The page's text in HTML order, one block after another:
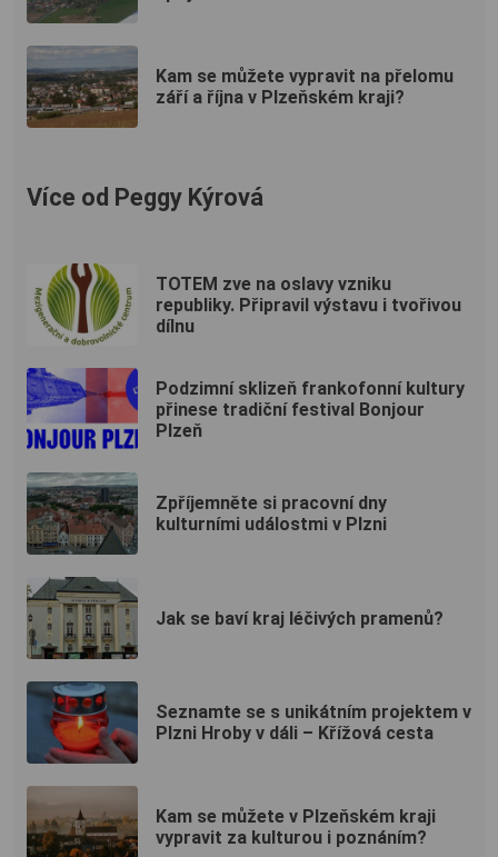
Kam se můžete vypravit na přelomu
září a října v Plzeňském kraji?
Více od Peggy Kýrová
TOTEM zve na oslavy vzniku
republiky. Připravil výstavu i tvořivou
dílnu
Podzimní sklizeň frankofonní kultury
přinese tradiční festival Bonjour
Plzeň
Zpříjemněte si pracovní dny
kulturními událostmi v Plzni
Jak se baví kraj léčivých pramenů?
Seznamte se s unikátním projektem v
Plzni Hroby v dáli – Křížová cesta
Kam se můžete v Plzeňském kraji
vypravit za kulturou i poznáním?